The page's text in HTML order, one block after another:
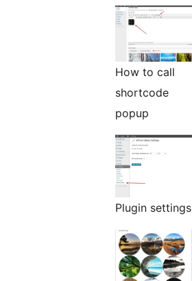
How to call
shortcode
popup
Plugin settings